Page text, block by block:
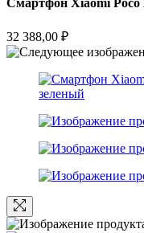
32 388,00 ₽